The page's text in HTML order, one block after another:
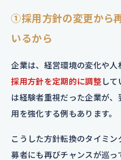
①採用方針の変更から
いるから
企業は、経営環境の変化や人
採用方針を定期的に調整して
は経験者重視だった企業が
用を強化する例もあります。
こうした方針転換のタイミ
募者にも再びチャンスが巡っ